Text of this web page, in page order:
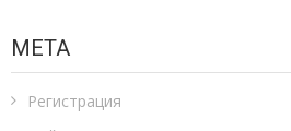
МЕТА
Регистрация